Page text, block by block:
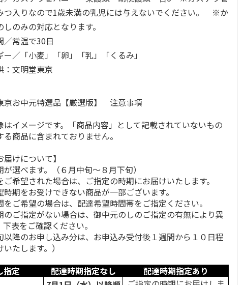
つ入りなので1歳未満の乳児には与えないでください。 ※か
しのみの対応となります。
／常温で30日
／「小麦」「卵」「乳」「くるみ」
文明堂東京
京お中元特選品【厳選版】 注意事項
イメージです。「商品内容」として記載されていないもの
る商品に含まれておりません。
届けについて】
選べます。（６月中旬～８月下旬）
ご希望された場合は、ご指定の時期にお届けいたします。
期をお受けできない商品が一部ございます。
ご希望の場合は、配達希望時間帯をご指定ください。
ご指定がない場合は、御中元のしのご指定の有無により異
表をご確認ください。
以降のお申し込み分は、お申込み受付後１週間から１０日程
たします。）
指定
配達時期指定なし
配達時期指定あり